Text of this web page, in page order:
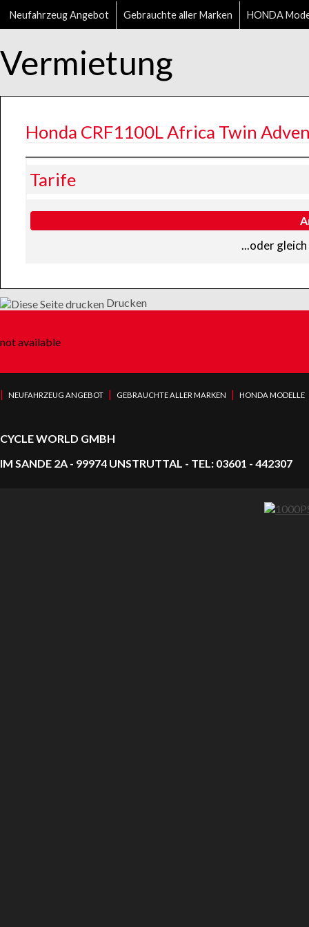
Neufahrzeug Angebot Gebrauchte aller Marken HONDA
Vermietung
Honda CRF1100L Africa Twin
Tarife
...oder
Drucken
not available
| NEUFAHRZEUG ANGEBOT | GEBRAUCHTE ALLER MARKEN | HONDA MODELLE
CYCLE WORLD GMBH
IM SANDE 2A - 99974 UNSTRUTTAL - TEL: 03601 - 442307